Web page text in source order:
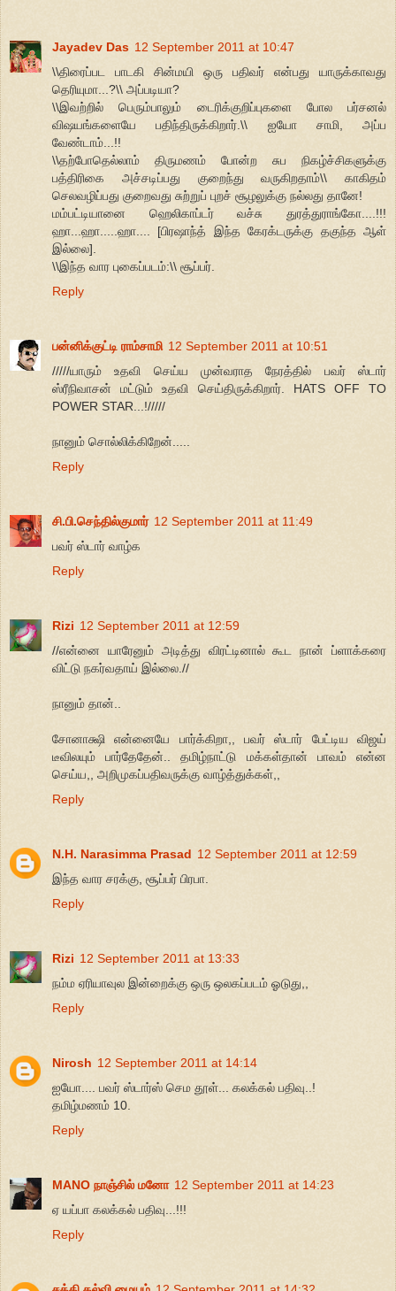
Jayadev Das 12 September 2011 at 10:47
\\திரைப்பட பாடகி சின்மயி ஒரு பதிவர் என்பது யாருக்காவது
தெரியுமா...?\\ அப்படியா?
\\இவற்றில் பெரும்பாலும் டைரிக்குறிப்புகளை போல பர்சனல்
விஷயங்களையே பதிந்திருக்கிறார்.\\ ஐயோ சாமி, அப்ப
வேண்டாம்...!!
\\தற்போதெல்லாம் திருமணம் போன்ற சுப நிகழ்ச்சிகளுக்கு
பத்திரிகை அச்சடிப்பது குறைந்து வருகிறதாம்\\ காகிதம்
செலவழிப்பது குறைவது சுற்றுப் புறச் சூழலுக்கு நல்லது தானே!
மம்பட்டியானை ஹெலிகாப்டர் வச்சு துரத்துராங்கோ....!!!
ஹா...ஹா.....ஹா.... [பிரஷாந்த் இந்த கேரக்டருக்கு தகுந்த ஆள்
இல்லை].
\\இந்த வார புகைப்படம்:\\ சூப்பர்.
Reply
பன்னிக்குட்டி ராம்சாமி 12 September 2011 at 10:51
/////யாரும் உதவி செய்ய முன்வராத நேரத்தில் பவர் ஸ்டார்
ஸ்ரீநிவாசன் மட்டும் உதவி செய்திருக்கிறார். HATS OFF TO
POWER STAR...!/////
நானும் சொல்லிக்கிறேன்.....
Reply
சி.பி.செந்தில்குமார் 12 September 2011 at 11:49
பவர் ஸ்டார் வாழ்க
Reply
Rizi 12 September 2011 at 12:59
//என்னை யாரேனும் அடித்து விரட்டினால் கூட நான் ப்ளாக்கரை
விட்டு நகர்வதாய் இல்லை.//
நானும் தான்..
சோனாக்ஷி என்னையே பார்க்கிறா,, பவர் ஸ்டார் பேட்டிய விஜய்
டீவிலயும் பார்தேதேன்.. தமிழ்நாட்டு மக்கள்தான் பாவம் என்ன
செய்ய,, அறிமுகப்பதிவருக்கு வாழ்த்துக்கள்,,
Reply
N.H. Narasimma Prasad 12 September 2011 at 12:59
இந்த வார சரக்கு, சூப்பர் பிரபா.
Reply
Rizi 12 September 2011 at 13:33
நம்ம ஏரியாவுல இன்றைக்கு ஒரு ஒலகப்படம் ஓடுது,,
Reply
Nirosh 12 September 2011 at 14:14
ஐயோ.... பவர் ஸ்டார்ஸ் செம தூள்... கலக்கல் பதிவு..!
தமிழ்மணம் 10.
Reply
MANO நாஞ்சில் மனோ 12 September 2011 at 14:23
ஏ யப்பா கலக்கல் பதிவு...!!!
Reply